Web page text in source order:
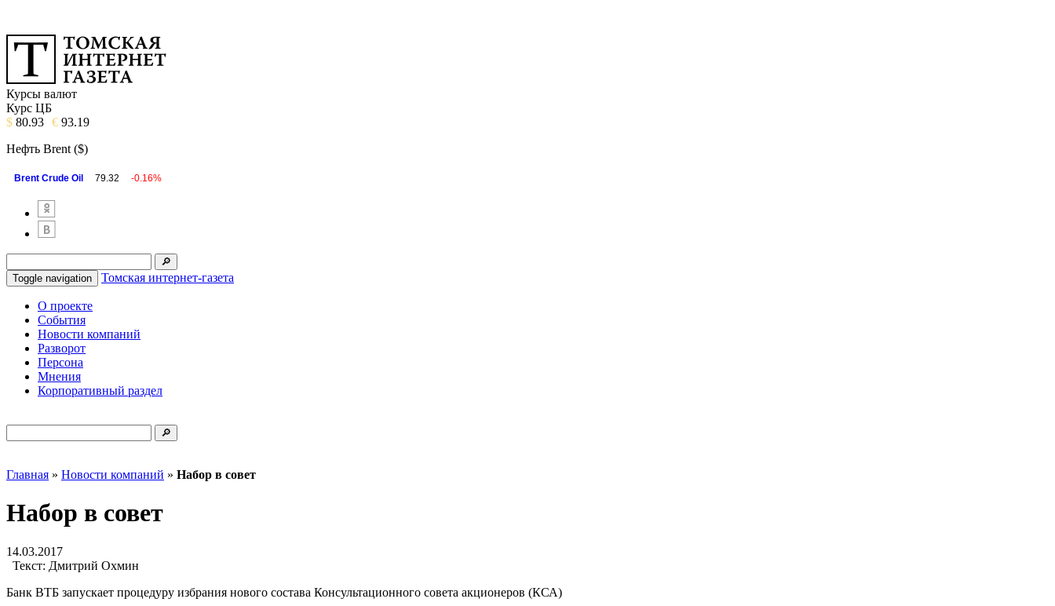
Курсы валют
Курс ЦБ
$ 80.93 € 93.19
Нефть Brent ($)
Brent Crude Oil 79.32 -0.16%
Toggle navigation Томская интернет-газета
О проекте
События
Новости компаний
Разворот
Персона
Мнения
Корпоративный раздел
Главная » Новости компаний » Набор в совет
Набор в совет
14.03.2017
Текст: Дмитрий Охмин
Банк ВТБ запускает процедуру избрания нового состава Консультационного совета акционеров (КСА)